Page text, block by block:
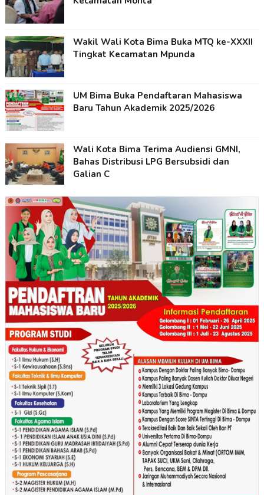
Wakil Wali Kota Bima Buka MTQ ke-XXXII
Tingkat Kecamatan Mpunda
UM Bima Buka Pendaftaran Mahasiswa
Baru Tahun Akademik 2025/2026
Wali Kota Bima Terima Audiensi GMNI,
Bahas Distribusi LPG Bersubsidi dan
Galian C